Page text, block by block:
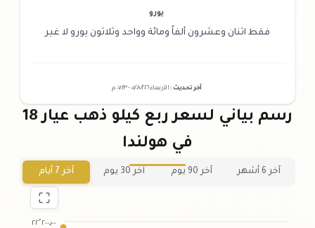
يورو
فقط اثنان وعشرون ألفاً ومائة وواحد وثلاثون يورو لا غير
آخر تحديث : الأربعاء ٠٥ /٠٨/٢٠٢٦ - ٠٧:٢٣م
رسم بياني لسعر ربع كيلو ذهب عيار 18
في هولندا
آخر 6 أشهر آخر 90 يوم آخر 30 يوم آخر 7 أيام
٢٢٬٢٠٠٫٠٠